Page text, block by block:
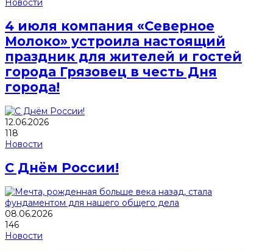
Новости
4 июля компания «Северное
Молоко» устроила настоящий
праздник для жителей и гостей
города Грязовец в честь Дня
города!
12.06.2026
118
Новости
С Днём России!
08.06.2026
146
Новости